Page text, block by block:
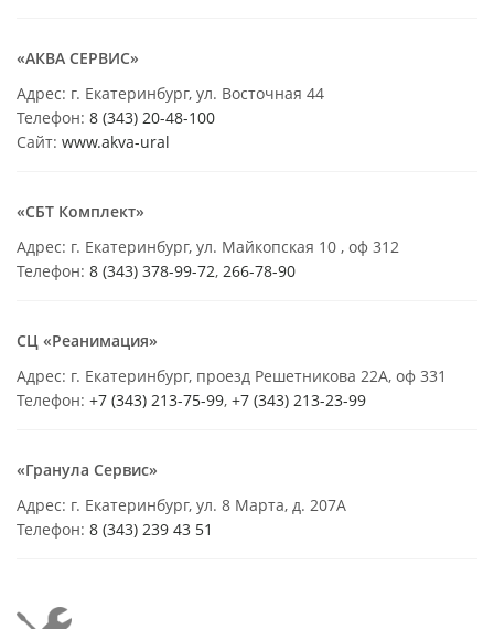
«АКВА СЕРВИС»
Адрес: г. Екатеринбург, ул. Восточная 44
Телефон: 8 (343) 20-48-100
Сайт: www.akva-ural
«СБТ Комплект»
Адрес: г. Екатеринбург, ул. Майкопская 10 , оф 312
Телефон: 8 (343) 378-99-72, 266-78-90
СЦ «Реанимация»
Адрес: г. Екатеринбург, проезд Решетникова 22А, оф 331
Телефон: +7 (343) 213-75-99, +7 (343) 213-23-99
«Гранула Сервис»
Адрес: г. Екатеринбург, ул. 8 Марта, д. 207А
Телефон: 8 (343) 239 43 51